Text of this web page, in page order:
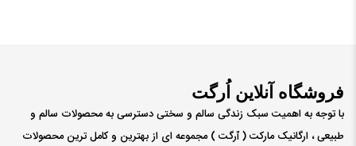
فروشگاه آنلاین اُرگت
با توجه به اهمیت سبک زندگی سالم و سختی دسترسی به محصولات سالم و
طبیعی ، ارگانیک مارکت ( ٱرگت ) مجموعه ای از بهترین و کامل ترین محصولات